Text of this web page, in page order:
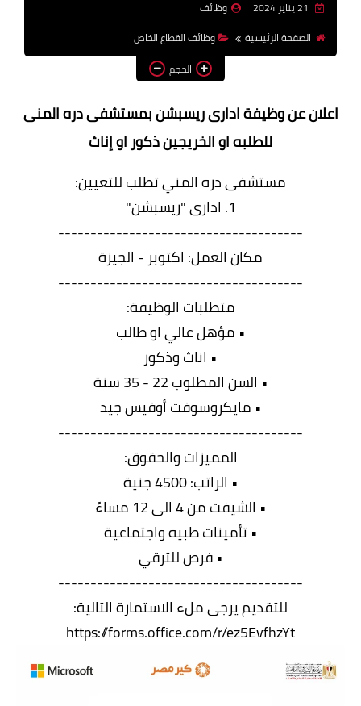
بالجامعات والمعاهد
اخبار
وظائف
الصفحة الرئيسية
وظائف القطاع الخاص
الحجم
اعلان عن وظيفة ادارى ريسبشن بمستشفى دره المنى
للطلبه او الخريجين ذكور او إناث
مستشفى دره المني تطلب للتعيين:
1. ادارى "ريسبشن"
--------------------------------------
مكان العمل: اكتوبر - الجيزة
--------------------------------------
متطلبات الوظيفة:
• مؤهل عالي او طالب
• اناث وذكور
• السن المطلوب 22 - 35 سنة
• مايكروسوفت أوفيس جيد
--------------------------------------
المميزات والحقوق:
• الراتب: 4500 جنية
• الشيفت من 4 الى 12 مساءً
• تأمينات طبيه واجتماعية
• فرص للترقي
--------------------------------------
للتقديم يرجى ملء الاستمارة التالية:
https://forms.office.com/r/ez5EvfhzYt